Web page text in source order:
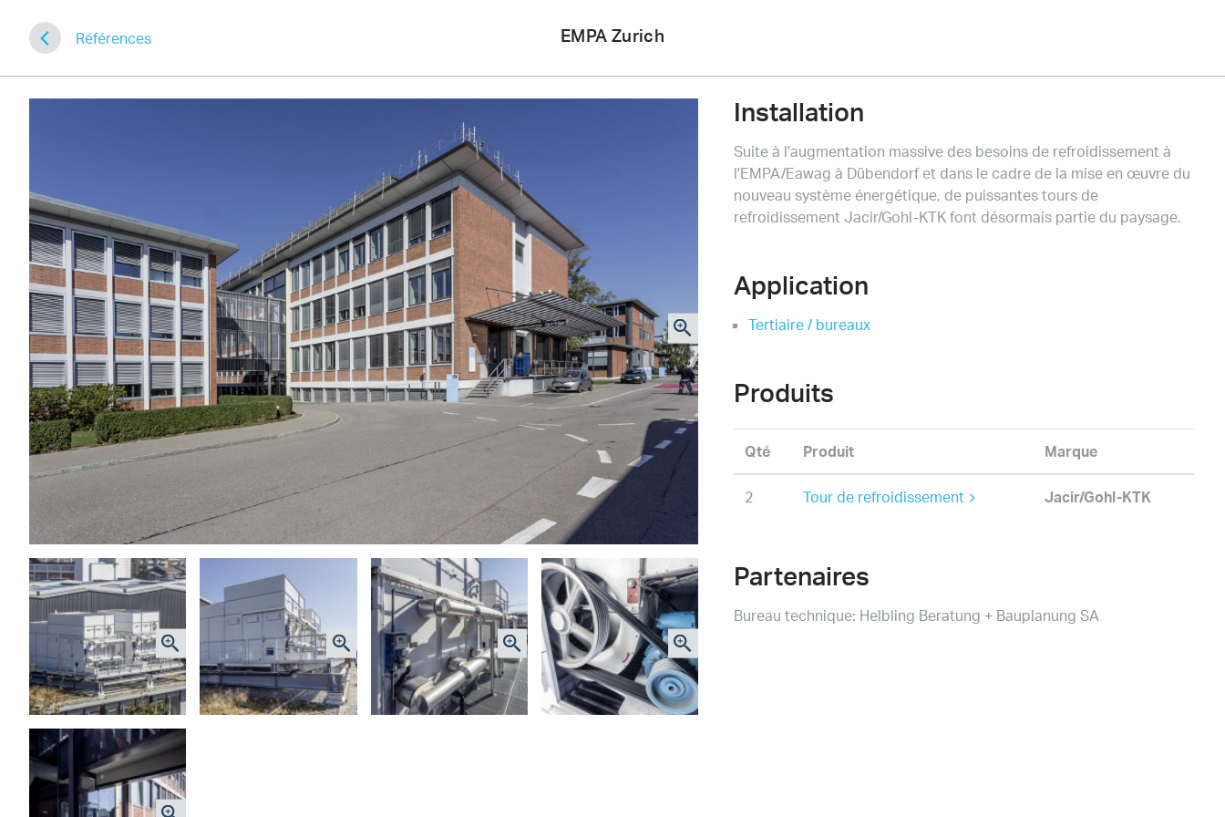
Références
Tobler
EMPA Zurich
Installation
Suite à l'augmentation massive des besoins de refroidissement à
l'EMPA/Eawag à Dübendorf et dans le cadre de la mise en œuvre du
nouveau système énergétique, de puissantes tours de
refroidissement Jacir/Gohl-KTK font désormais partie du paysage.
Application
Tertiaire / bureaux
Produits
Qté Produit Marque
2 Tour de refroidissement Jacir/Gohl-KTK
Partenaires
Bureau technique: Helbling Beratung + Bauplanung SA